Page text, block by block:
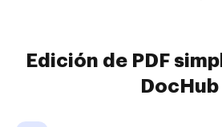
Edición de PDF
DocHub